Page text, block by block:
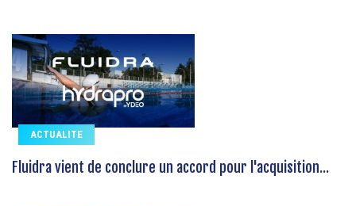
ACTUALITE
Fluidra vient de conclure un accord pour l'acquisition...